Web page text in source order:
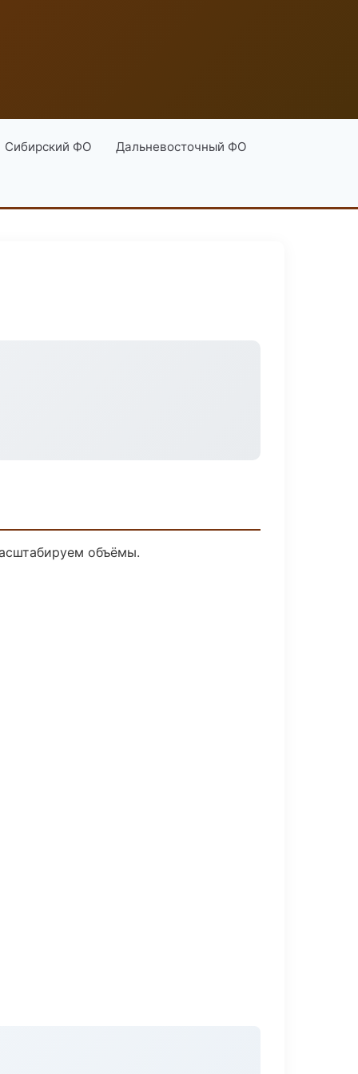
Сибирский ФО Дальневосточный ФО
объёмы.